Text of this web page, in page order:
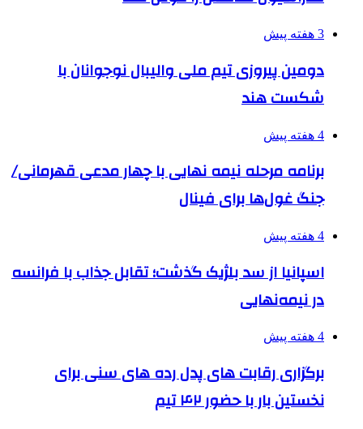
3 هفته پیش
دومین پیروزی تیم ملی والیبال نوجوانان با
شکست هند
4 هفته پیش
برنامه مرحله نیمه نهایی با چهار مدعی قهرمانی/
جنگ غول‌ها برای فینال
4 هفته پیش
اسپانیا از سد بلژیک گذشت؛ تقابل جذاب با فرانسه
در نیمه‌نهایی
4 هفته پیش
برگزاری رقابت های پدل رده های سنی برای
نخستین بار با حضور ۴۲ تیم